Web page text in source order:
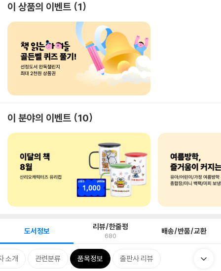
이 상품의 이벤트 1
이 분야의 이벤트 10
도서정보 리뷰/한줄평
680 배송/반품/교환
소개 관련분류 품목정보 출판사 리뷰